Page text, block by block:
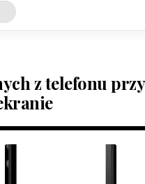
z telefonu przy